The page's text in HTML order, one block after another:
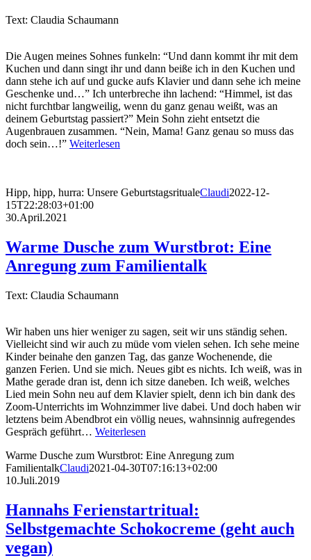
Text: Claudia Schaumann
Die Augen meines Sohnes funkeln: “Und dann kommt ihr mit dem
Kuchen und dann singt ihr und dann beiße ich in den Kuchen und
dann stehe ich auf und gucke aufs Klavier und dann sehe ich meine
Geschenke und…” Ich unterbreche ihn lachend: “Himmel, ist das
nicht furchtbar langweilig, wenn du ganz genau weißt, was an
deinem Geburtstag passiert?” Mein Sohn zieht entsetzt die
Augenbrauen zusammen. “Nein, Mama! Ganz genau so muss das
doch sein…!” Weiterlesen
Hipp, hipp, hurra: Unsere GeburtstagsritualeClaudi2022-12-
15T22:28:03+01:00
30.April.2021
Warme Dusche zum Wurstbrot: Eine
Anregung zum Familientalk
Text: Claudia Schaumann
Wir haben uns hier weniger zu sagen, seit wir uns ständig sehen.
Vielleicht sind wir auch zu müde vom vielen sehen. Ich sehe meine
Kinder beinahe den ganzen Tag, das ganze Wochenende, die
ganzen Ferien. Und sie mich. Neues gibt es nichts. Ich weiß, was in
Mathe gerade dran ist, denn ich sitze daneben. Ich weiß, welches
Lied mein Sohn neu auf dem Klavier spielt, denn ich bin dank des
Zoom-Unterrichts im Wohnzimmer live dabei. Und doch haben wir
letztens beim Abendbrot ein völlig neues, wahnsinnig aufregendes
Gespräch geführt… Weiterlesen
Warme Dusche zum Wurstbrot: Eine Anregung zum
FamilientalkClaudi2021-04-30T07:16:13+02:00
10.Juli.2019
Hannahs Ferienstartritual:
Selbstgemachte Schokocreme (geht auch
vegan)